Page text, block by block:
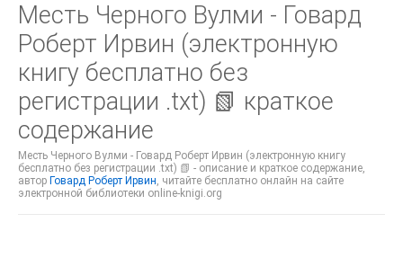
Месть Черного Вулми - Говард
Роберт Ирвин (электронную
книгу бесплатно без
регистрации .txt) 📗 краткое
содержание
Месть Черного Вулми - Говард Роберт Ирвин (электронную книгу
бесплатно без регистрации .txt) 📗 - описание и краткое содержание,
автор Говард Роберт Ирвин, читайте бесплатно онлайн на сайте
электронной библиотеки online-knigi.org